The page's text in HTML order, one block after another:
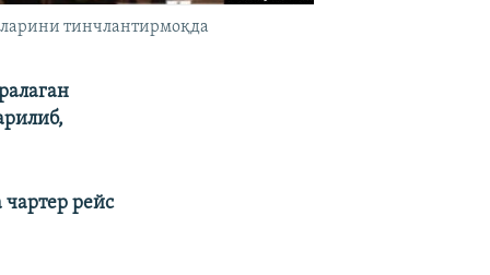
тинчлантирмоқда
чартер рейс